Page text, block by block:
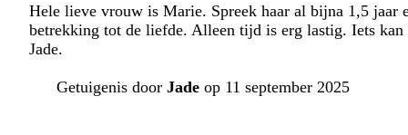
Hele lieve vrouw is Marie. Spreek haar al bijna 1,5 jaar
betrekking tot de liefde. Alleen tijd is erg lastig. Iets
Jade.
Getuigenis door Jade op 11 september 2025